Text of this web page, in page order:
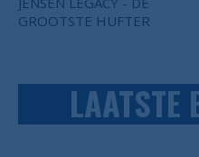
GROOTSTE HUFTER
LAATSTE